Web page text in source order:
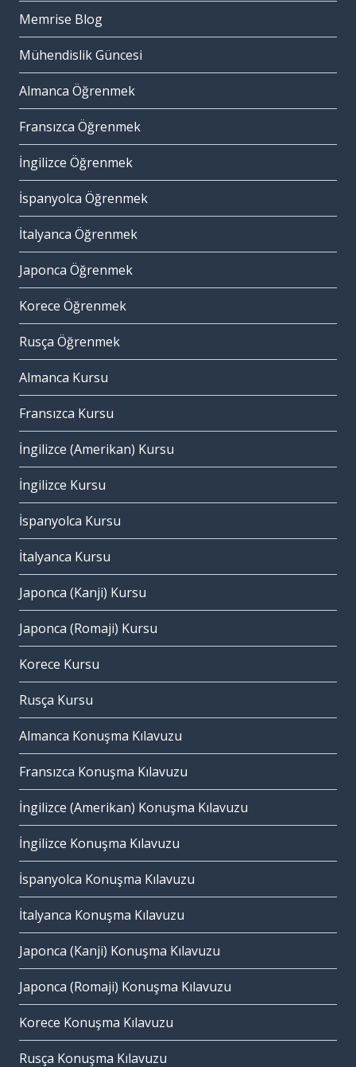
Memrise Blog
Mühendislik Güncesi
Almanca Öğrenmek
Fransızca Öğrenmek
İngilizce Öğrenmek
İspanyolca Öğrenmek
İtalyanca Öğrenmek
Japonca Öğrenmek
Korece Öğrenmek
Rusça Öğrenmek
Almanca Kursu
Fransızca Kursu
İngilizce (Amerikan) Kursu
İngilizce Kursu
İspanyolca Kursu
İtalyanca Kursu
Japonca (Kanji) Kursu
Japonca (Romaji) Kursu
Korece Kursu
Rusça Kursu
Almanca Konuşma Kılavuzu
Fransızca Konuşma Kılavuzu
İngilizce (Amerikan) Konuşma Kılavuzu
İngilizce Konuşma Kılavuzu
İspanyolca Konuşma Kılavuzu
İtalyanca Konuşma Kılavuzu
Japonca (Kanji) Konuşma Kılavuzu
Japonca (Romaji) Konuşma Kılavuzu
Korece Konuşma Kılavuzu
Rusça Konuşma Kılavuzu